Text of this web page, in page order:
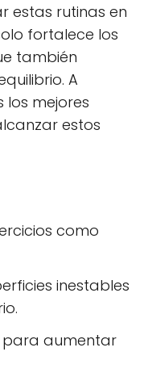
estas rutinas en
fortalece los
también
A
mejores
estos
como
inestables
para aumentar